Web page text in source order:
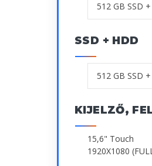
SSD + HDD
KIJELZŐ,
15,6" Touch
1920X1080